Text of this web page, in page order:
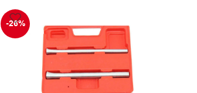
-26%